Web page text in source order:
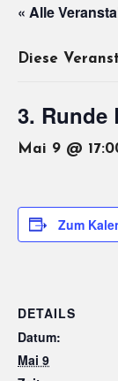
« Alle
Diese
3. Runde
Mai 9 @
Zum
DETAILS
Datum:
Mai 9